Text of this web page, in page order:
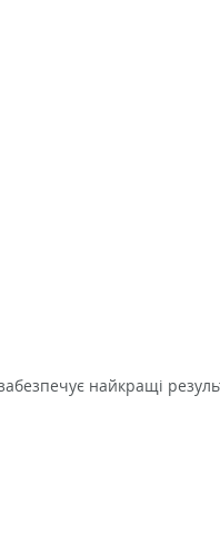
найкращі